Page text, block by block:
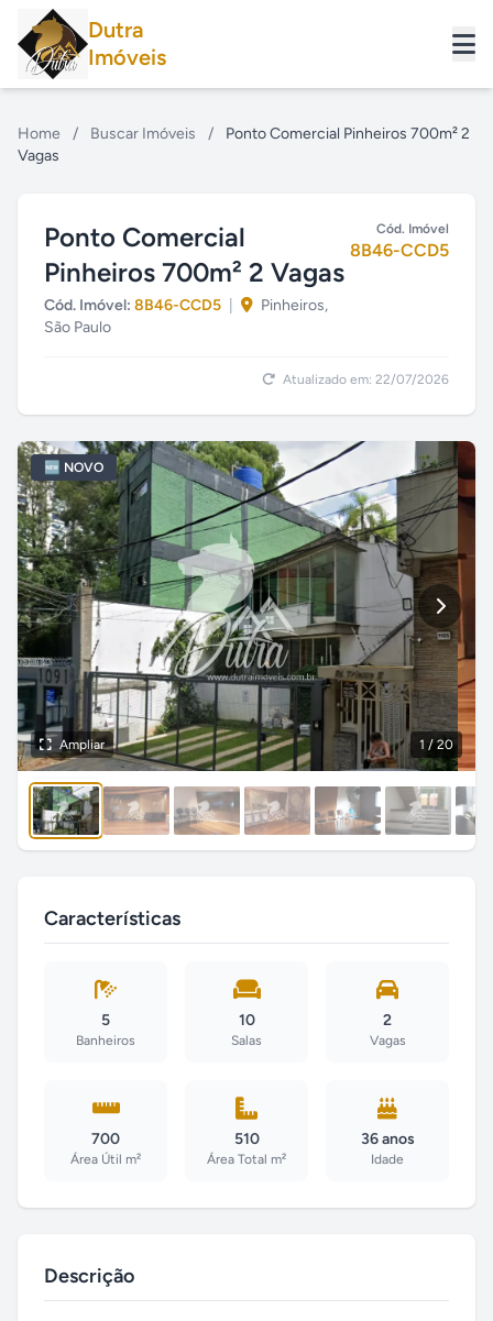
Dutra
Imóveis
Home / Buscar Imóveis /
Ponto Comercial Pinheiros 700m² 2
Vagas
Ponto Comercial
Pinheiros 700m² 2 Vagas
Cód. Imóvel: 8B46-CCD5
Pinheiros,
São Paulo
Cód. Imóvel
8B46-CCD5
Atualizado em: 22/07/2026
1 / 20
🆕 NOVO
Ampliar
Características
5
Banheiros
10
Salas
2
Vagas
700
Área Útil m²
510
Área Total m²
36 anos
Idade
Descrição